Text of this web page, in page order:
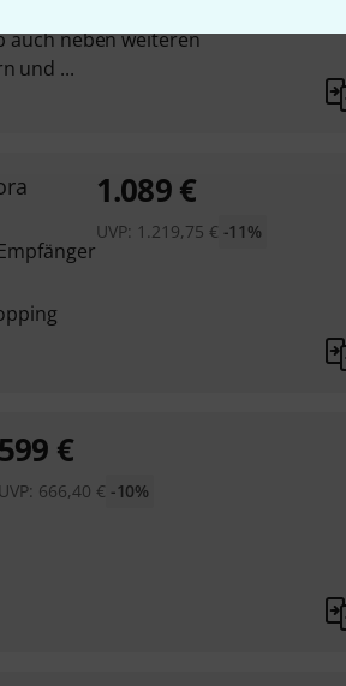
auch neben weiteren
und ...
1.089 €
UVP: 1.219,75 € -11%
599 €
UVP: 666,40 € -10%